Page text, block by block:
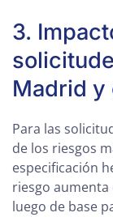
3.
Madrid y
Para las
de los riesgos
especificación
riesgo
luego de base